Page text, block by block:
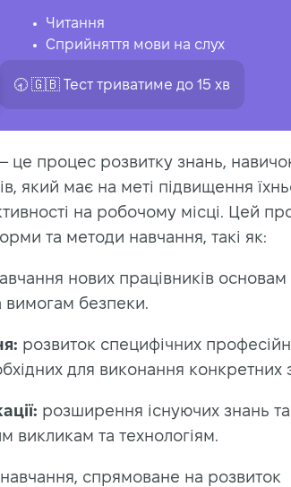
Читання
Сприйняття мови на слух
🕣 🇬🇧 Тест триватиме до 15 хв
це процес розвитку знань,
який має на меті підвищення
на робочому місці. Цей
та методи навчання, такі як:
нових працівників
вимогам безпеки.
розвиток специфічних
для виконання конкретних
розширення існуючих знань
викликам та технологіям.
навчання, спрямоване на розвиток